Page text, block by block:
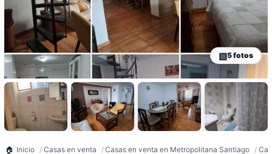
5 fotos
Inicio Casas en venta Casas en venta en Metropolitana Santiago